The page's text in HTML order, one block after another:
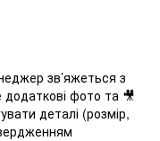
зв’яжеться з
фото та 🎥
деталі (розмір,